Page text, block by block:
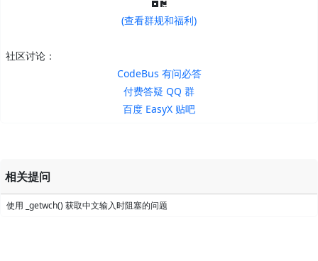
(查看群规和福利)
社区讨论：
CodeBus 有问必答
付费答疑 QQ 群
百度 EasyX 贴吧
相关提问
使用 _getwch() 获取中文输入时阻塞的问题